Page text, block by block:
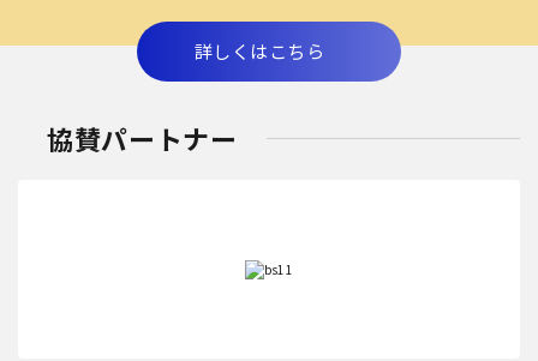
詳しくはこちら
協賛パートナー